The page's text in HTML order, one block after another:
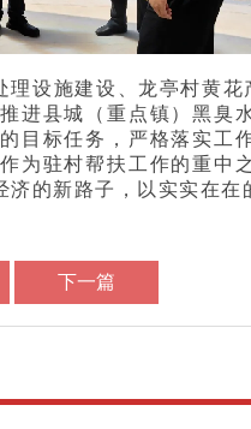
设施建设、龙亭村黄
进县城（重点镇）黑臭
目标任务，严格落实工
为驻村帮扶工作的重中
的新路子，以实实在在
下一篇